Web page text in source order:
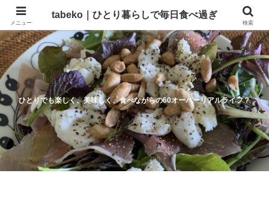
ひとりでも楽しく、美味しく、食べながらの60オーバーリアルライフ？
メニュー
tabeko｜ひとり暮らしで毎日食べ過ぎ
検索